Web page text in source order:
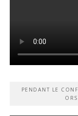
PENDANT LE